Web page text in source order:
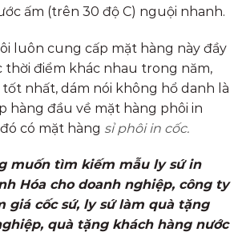
ấm (trên 30 độ C) nguội nhanh.
luôn cung cấp mặt hàng này đầy
thời điểm khác nhau trong năm,
tốt nhất, dám nói không hổ danh là
hàng đầu về mặt hàng phôi in
có mặt hàng sỉ phôi in cốc.
muốn tìm kiếm mẫu ly sứ in
Hóacho doanh nghiệp, công ty
giá cốc sứ, ly sứ làm quà tặng
quà tặng khách hàng nước